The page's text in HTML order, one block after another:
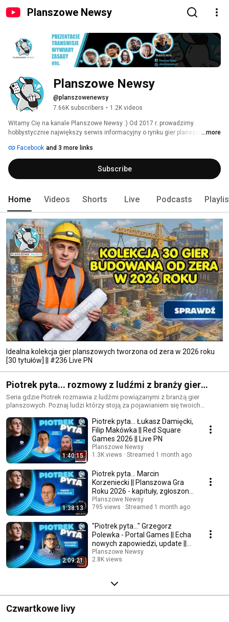
Planszowe Newsy
Planszowe Newsy
@planszowenewsy
7.66K subscribers • 1.2K videos
Witamy Cię na kanale Planszowe Newsy :) Od 2017 r. prowadzimy
hobbystycznie największy serwis informacyjny o rynku gier planszowych.
premierach, dodrukach, przeciekach od wydawców.
...more
Facebook and 3 more links
Subscribe
Home Videos Shorts Live Podcasts
Idealna kolekcja gier planszowych tworzona od zera w 2026 roku
[30 tytułów] || #236 Live PN
Piotrek pyta... rozmowy z ludźmi z branży gier
planszowych
Seria gdzie Piotrek rozmawia z ludźmi powiązanymi z branżą gier
planszowych. Poznaj ludzi którzy stoją za pojawianiem się twoich
innych świetnych ludzi w tym hobby.
1:40:15
Piotrek pyta... Łukasz Damięcki,
Filip Makówka || Red Square
Games 2026 || Live PN
Planszowe Newsy
1.3K views
Streamed 1 month ago
1:38:13
Piotrek pyta... Marcin
Korzeniecki || Planszowa Gra
Roku 2026 - kapituły, zgłoszone
gry || Live PN
Planszowe Newsy
795 views
Streamed 1 month ago
2:09:21
"Piotrek pyta..." Grzegorz
Polewka - Portal Games || Echa
nowych zapowiedzi, update ||
Live PN
Planszowe Newsy
2.8K views
Czwartkowe livy